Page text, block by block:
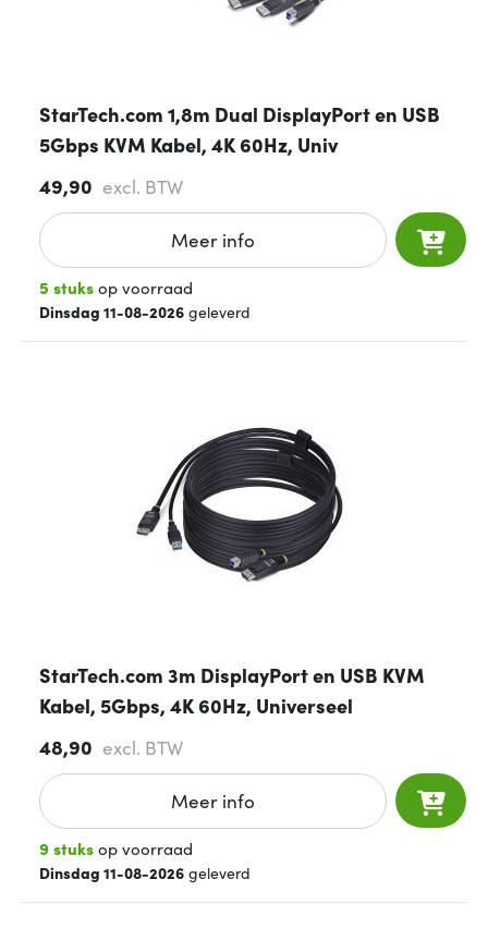
StarTech.com 1,8m Dual DisplayPort en USB
5Gbps KVM Kabel, 4K 60Hz, Univ
49,90 excl. BTW
Meer info
5 stuksop voorraad
Dinsdag 11-08-2026 geleverd
StarTech.com 3m DisplayPort en USB KVM
Kabel, 5Gbps, 4K 60Hz, Universeel
48,90 excl. BTW
Meer info
9 stuksop voorraad
Dinsdag 11-08-2026 geleverd